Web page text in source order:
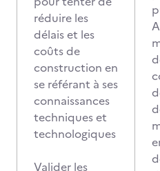
réduire les
délais et les
coûts de
construction en
se référant à ses
connaissances
techniques et
technologiques
Valider les